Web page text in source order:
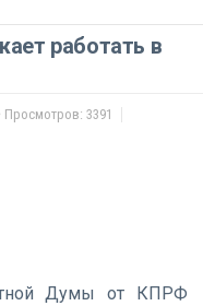
работать в
Просмотров: 3391
Думы от КПРФ